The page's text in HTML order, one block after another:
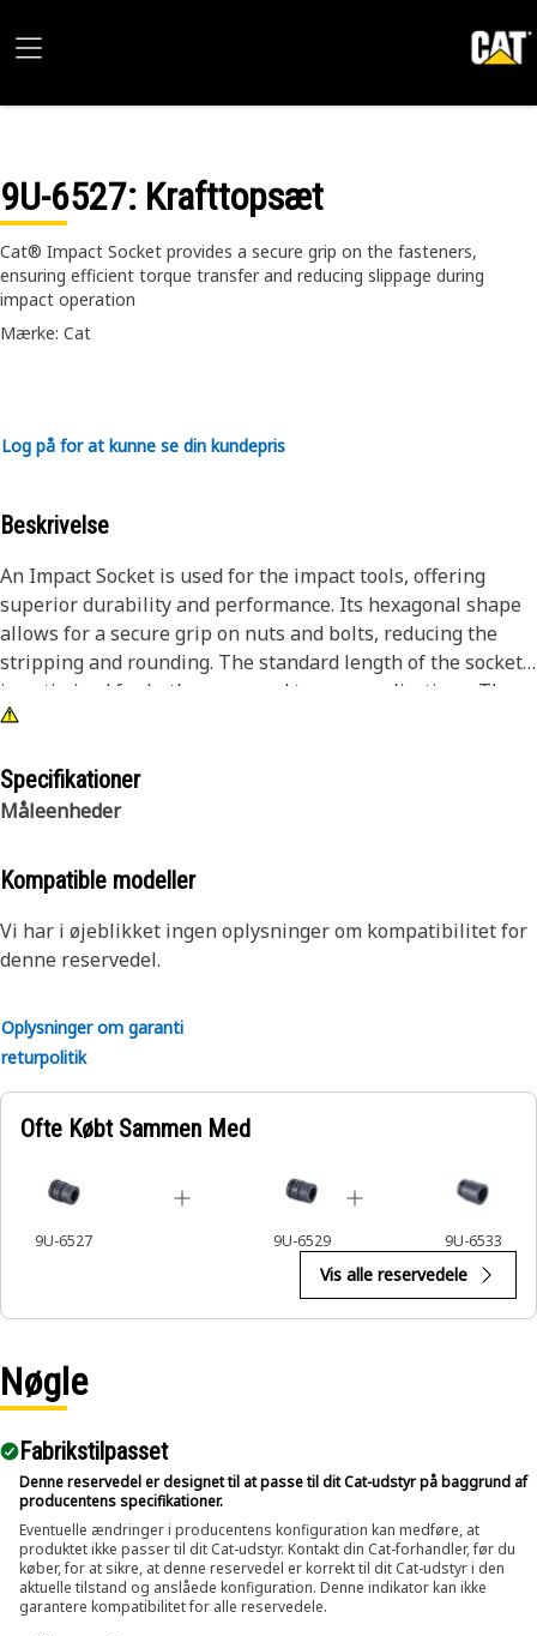
9U-6527: Krafttopsæt
Cat® Impact Socket provides a secure grip on the fasteners,
ensuring efficient torque transfer and reducing slippage during
impact operation
Mærke: Cat
Log på for at kunne se din kundepris
Beskrivelse
An Impact Socket is used for the impact tools, offering
superior durability and performance. Its hexagonal shape
allows for a secure grip on nuts and bolts, reducing the
stripping and rounding. The standard length of the socket
is optimized for both access and torque applications. The
black oxide finish enhances resistance to corrosion and
tailored for high-torque impact applications.
• Compatible with standard 3/4 inch square drive size for
impact tools.
• Standard length socket.
• Used to handle high-torque applications without
• Provided with a 6-point design for secure and accurate
grip on fasteners.
Applications:
wrenches to handle hexagonal fasteners on equipment
components, ensuring efficient maintenance and assembly
operations.
Specifikationer
Måleenheder
Kompatible modeller
Vi har i øjeblikket ingen oplysninger om kompatibilitet for
denne reservedel.
Oplysninger om garanti
returpolitik
Ofte Købt Sammen Med
9U-6527 9U-6529 9U-6533
Vis alle reservedele
Nøgle
Fabrikstilpasset
Denne reservedel er designet til at passe til dit Cat-udstyr på baggrund af
producentens specifikationer.
Eventuelle ændringer i producentens konfiguration kan medføre, at
produktet ikke passer til dit Cat-udstyr. Kontakt din Cat-forhandler, før du
køber, for at sikre, at denne reservedel er korrekt til dit Cat-udstyr i den
aktuelle tilstand og anslåede konfiguration. Denne indikator kan ikke
garantere kompatibilitet for alle reservedele.